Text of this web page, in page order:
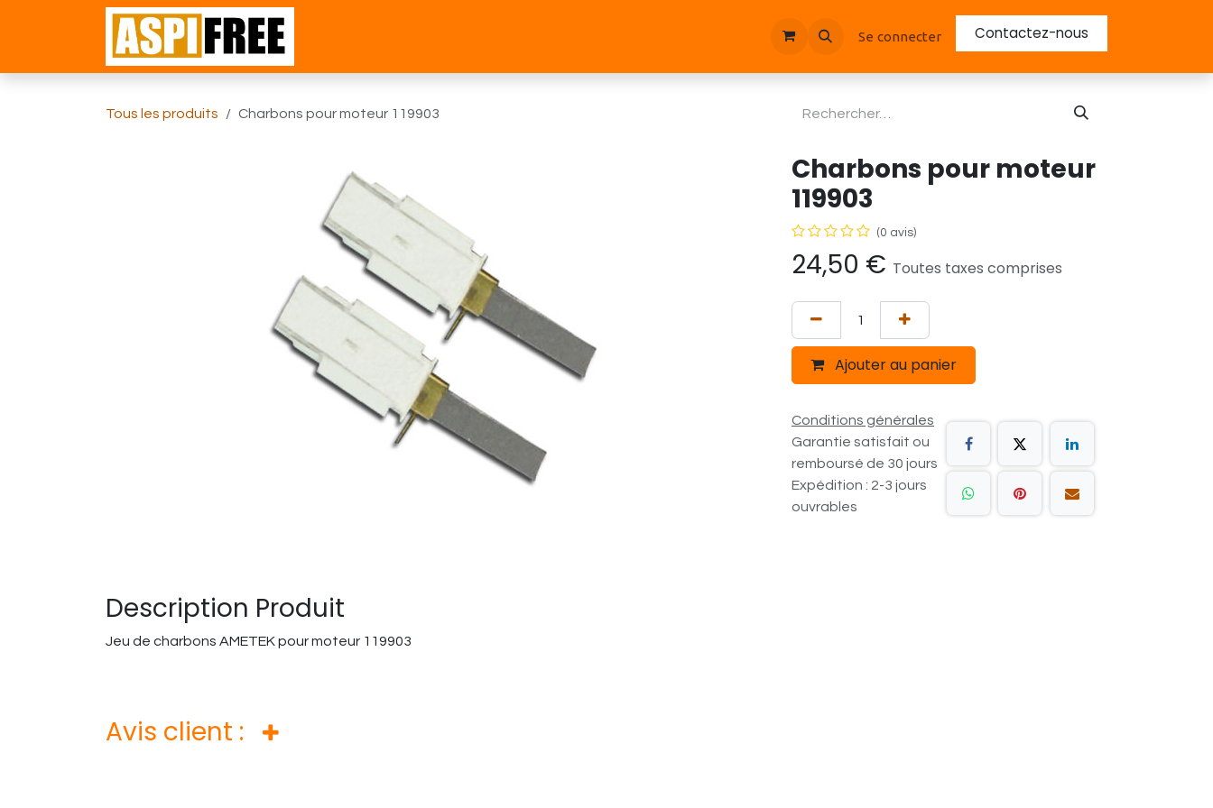
Se rendre au contenu
Se connecter Contactez-nous
Tous les produits Charbons pour moteur 119903
Charbons pour moteur
119903
(0 avis)
24,50 € Toutes taxes comprises
Ajouter au panier
Conditions générales
Garantie satisfait ou
remboursé de 30 jours
Expédition : 2-3 jours
ouvrables
Description Produit
Jeu de charbons AMETEK pour moteur 119903
Avis client :